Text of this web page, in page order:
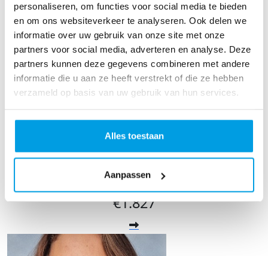
personaliseren, om functies voor social media te bieden
en om ons websiteverkeer te analyseren. Ook delen we
informatie over uw gebruik van onze site met onze
partners voor social media, adverteren en analyse. Deze
partners kunnen deze gegevens combineren met andere
informatie die u aan ze heeft verstrekt of die ze hebben
verzameld op basis van uw gebruik van hun services.
Alles toestaan
Aanpassen
Christel van den Broek
€1.827